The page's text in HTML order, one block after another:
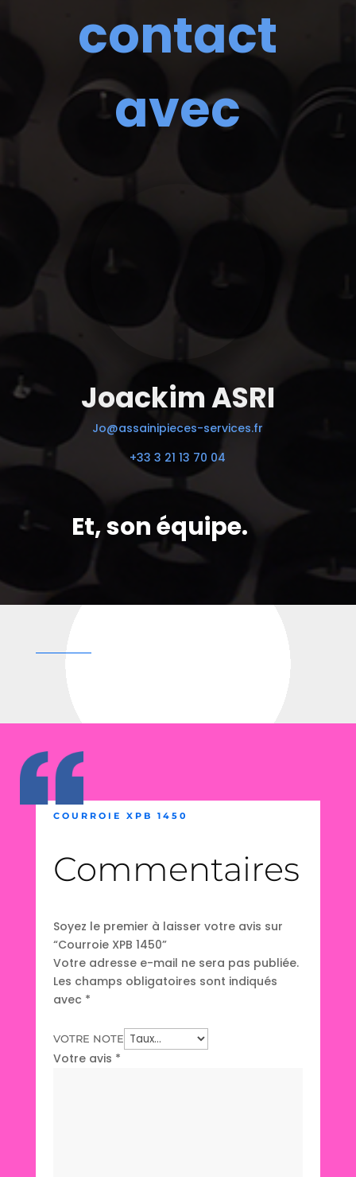
contact
avec
Joackim ASRI
Jo@assainipieces-services.fr
+33 3 21 13 70 04
Et, son équipe.
COURROIE XPB 1450
Commentaires
Soyez le premier à laisser votre avis sur
“Courroie XPB 1450”
Votre adresse e-mail ne sera pas publiée.
Les champs obligatoires sont indiqués
avec *
VOTRE NOTE
Votre avis *